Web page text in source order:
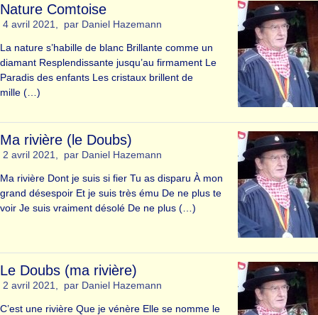
Nature Comtoise
4 avril 2021 par Daniel Hazemann
La nature s’habille de blanc Brillante comme un
diamant Resplendissante jusqu’au firmament Le
Paradis des enfants Les cristaux brillent de
mille (…)
Ma rivière (le Doubs)
2 avril 2021 par Daniel Hazemann
Ma rivière Dont je suis si fier Tu as disparu À mon
grand désespoir Et je suis très ému De ne plus te
voir Je suis vraiment désolé De ne plus (…)
Le Doubs (ma rivière)
2 avril 2021 par Daniel Hazemann
C’est une rivière Que je vénère Elle se nomme le